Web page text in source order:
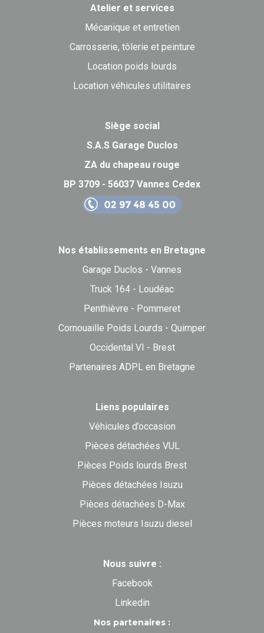
Atelier et services
Mécanique et entretien
Carrosserie, tôlerie et peinture
Location poids lourds
Location véhicules utilitaires
Siège social
S.A.S Garage Duclos
ZA du chapeau rouge
BP 3709 - 56037 Vannes Cedex
Nos établissements en Bretagne
Garage Duclos - Vannes
Truck 164 - Loudéac
Penthièvre - Pommeret
Cornouaille Poids Lourds - Quimper
Occidental VI - Brest
Partenaires ADPL en Bretagne
Liens populaires
Véhicules d’occasion
Pièces détachées VUL
Pièces Poids lourds Brest
Pièces détachées Isuzu
Pièces détachées D-Max
Pièces moteurs Isuzu diesel
Nous suivre :
Facebook
Linkedin
Nos partenaires :